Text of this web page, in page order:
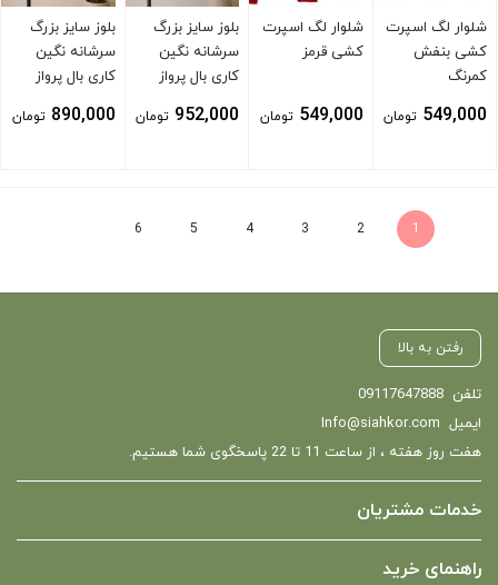
شلوار لگ اسپرت
کشی بنفش
کمرنگ
549,000 تومان
شلوار لگ اسپرت
کشی قرمز
549,000 تومان
بلوز سایز بزرگ
سرشانه نگین
کاری بال پرواز
952,000 تومان
بلوز سایز بزرگ
سرشانه نگین
کاری بال پرواز
890,000 تومان
1
2
3
4
5
6
رفتن به بالا
تلفن 09117647888
ایمیل Info@siahkor.com
هفت روز هفته ، از ساعت 11 تا 22 پاسخگوی شما هستیم.
خدمات مشتریان
راهنمای خرید